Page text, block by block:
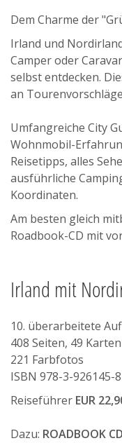
Updates
Mobil Reisen Extra
GPS Roadbook
Online Shop
Blog
Dem Charme der
Irland und
Camper oder
selbst entdecken.
an
Umfangreiche City
Wohnmobil-
Reisetipps, alles
ausführliche
Koordinaten.
Am besten gleich
Roadbook-CD mit
Irland mit
10. überarbeitete
408 Seiten, 49
221 Farbfotos
ISBN 978-3-926145-
Reiseführer EUR
Dazu: ROADBOOK CD